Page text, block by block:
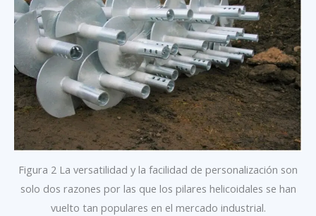
Figura 2 La versatilidad y la facilidad de personalización son
solo dos razones por las que los pilares helicoidales se han
vuelto tan populares en el mercado industrial.